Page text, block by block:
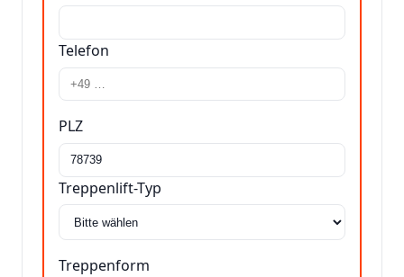
Telefon
PLZ
Treppenlift-Typ
Treppenform